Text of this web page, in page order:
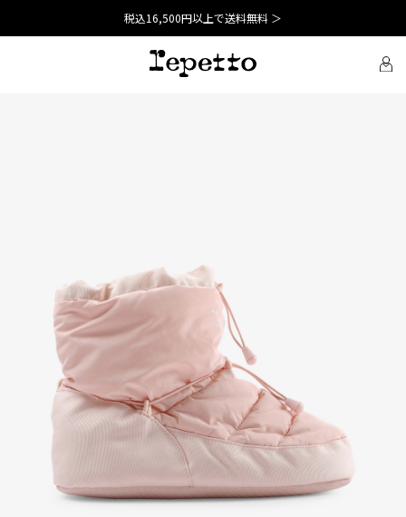
税込16,500円以上で送料無料 ＞